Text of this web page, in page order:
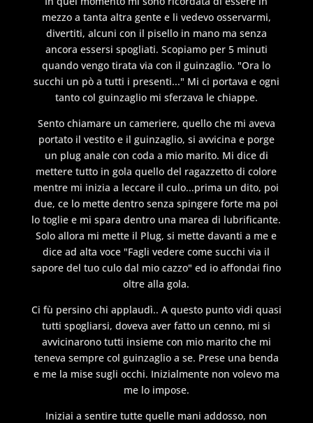
mezzo a tanta altra gente e li vedevo osservarmi,
divertiti, alcuni con il pisello in mano ma senza
ancora essersi spogliati. Scopiamo per 5 minuti
quando vengo tirata via con il guinzaglio. "Ora lo
succhi un pò a tutti i presenti..." Mi ci portava e ogni
tanto col guinzaglio mi sferzava le chiappe.
Sento chiamare un cameriere, quello che mi aveva
portato il vestito e il guinzaglio, si avvicina e porge
un plug anale con coda a mio marito. Mi dice di
mettere tutto in gola quello del ragazzetto di colore
mentre mi inizia a leccare il culo...prima un dito, poi
due, ce lo mette dentro senza spingere forte ma poi
lo toglie e mi spara dentro una marea di lubrificante.
Solo allora mi mette il Plug, si mette davanti a me e
dice ad alta voce "Fagli vedere come succhi via il
sapore del tuo culo dal mio cazzo" ed io affondai fino
oltre alla gola.
Ci fù persino chi applaudì.. A questo punto vidi quasi
tutti spogliarsi, doveva aver fatto un cenno, mi si
avvicinarono tutti insieme con mio marito che mi
teneva sempre col guinzaglio a se. Prese una benda
e me la mise sugli occhi. Inizialmente non volevo ma
me lo impose.
Iniziai a sentire tutte quelle mani addosso, non